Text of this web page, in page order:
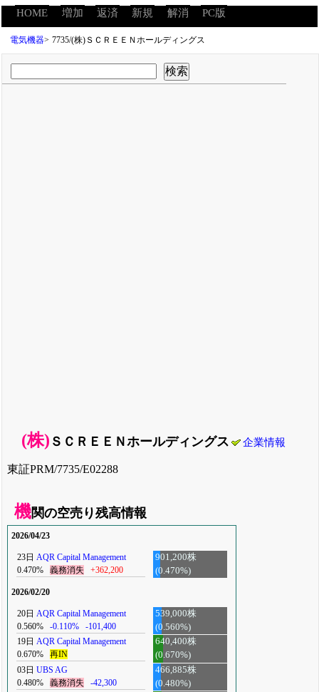
HOME 増加 返済 新規 解消 PC版
電気機器> 7735/(株)ＳＣＲＥＥＮホールディングス
(株) ＳＣＲＥＥＮホールディングス 企業情報
東証PRM/7735/E02288
機関の空売り残高情報
2026/04/23
23日 AQR Capital Management
0.470%
義務消失 +362,200
901,200株
(0.470%)
2026/02/20
20日 AQR Capital Management
0.560%
-0.110% -101,400
539,000株
(0.560%)
19日 AQR Capital Management
0.670%
再IN
640,400株
(0.670%)
03日 UBS AG
0.480%
義務消失 -42,300
466,885株
(0.480%)